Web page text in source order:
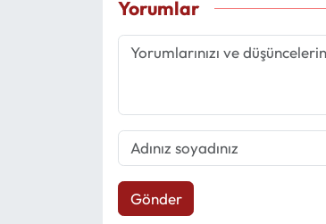
Yorumlar
Gönder